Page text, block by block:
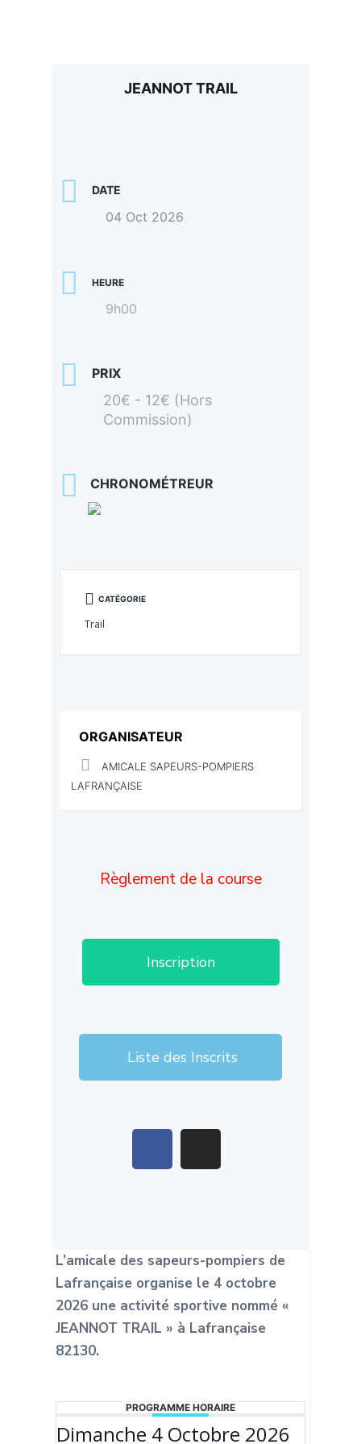
JEANNOT TRAIL
DATE
04 Oct 2026
HEURE
9h00
PRIX
20€ - 12€ (Hors
Commission)
CHRONOMÉTREUR
CATÉGORIE
Trail
ORGANISATEUR
AMICALE SAPEURS-POMPIERS
LAFRANÇAISE
Règlement de la course
Inscription
Liste des Inscrits
L’amicale des sapeurs-pompiers de
Lafrançaise organise le 4 octobre
2026 une activité sportive nommé «
JEANNOT TRAIL » à Lafrançaise
82130.
PROGRAMME HORAIRE
Dimanche 4 Octobre 2026